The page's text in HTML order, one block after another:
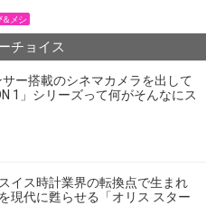
＆メシ
チョイス
ー搭載のシネマカメラを出して
1」シリーズって何がそんなにス
イス時計業界の転換点で生まれ
現代に甦らせる「オリス スター